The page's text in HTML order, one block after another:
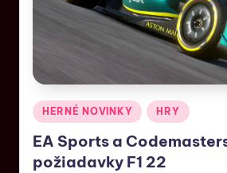
HERNÉ NOVINKY HRY
EA Sports a
požiadavky F1 22